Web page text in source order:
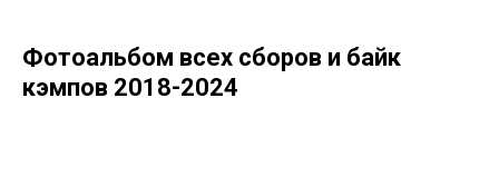
Фотоальбом всех сборов и байк
кэмпов 2018-2024